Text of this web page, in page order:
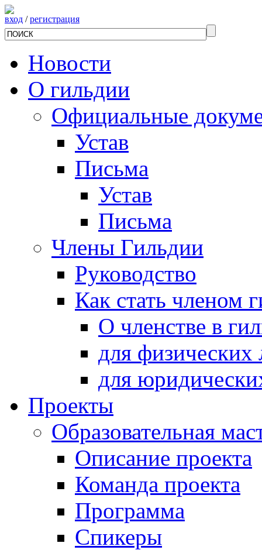
вход /регистрация
Новости
О гильдии
Официальные
Устав
Письма
Устав
Письма
Члены Гильдии
Руководство
Как стать членом
О членстве в
для физических
для
Проекты
Образовательная
Описание проекта
Команда проекта
Программа
Спикеры